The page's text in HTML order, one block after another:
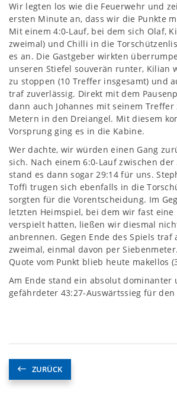
Wir legten los wie die Feuerwehr und
ersten Minute an, dass wir die Punkte
Mit einem 4:0-Lauf, bei dem sich Olaf,
zweimal) und Chilli in die
es an. Die Gastgeber wirkten
unseren Stiefel souverän runter, Kilian
zu stoppen (10 Treffer insgesamt) und
traf zuverlässig. Direkt mit dem
dann auch Johannes mit seinem Treffer
Metern in den Dreiangel. Mit diesem
Vorsprung ging es in die Kabine.
Wer dachte, wir würden einen Gang
sich. Nach einem 6:0-Lauf zwischen
stand es dann sogar 29:14 für uns.
Toffi trugen sich ebenfalls in die
sorgten für die Vorentscheidung. Im
letzten Heimspiel, bei dem wir fast eine
verspielt hatten, ließen wir diesmal
anbrennen. Gegen Ende des Spiels traf
zweimal, einmal davon per
Quote vom Punkt blieb heute makellos
Am Ende stand ein absolut dominanter
gefährdeter 43:27-Auswärtssieg für den
ZURÜCK